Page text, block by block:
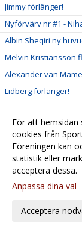
Jimmy förlänger!
Nyförvärv nr #1 -
Albin Sheqiri ny
Melvin Kristiansson
Alexander van
Lidberg förlänger!
SIF 2023:
SIF 2023 - Omgång
raka
inställningar
För att hemsidan
cookies från
Föreningen kan
statistik eller
acceptera dessa.
Anpassa dina val
Acceptera